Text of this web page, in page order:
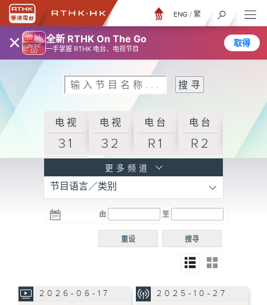
× 全新 RTHK On The Go
一手掌握 RTHK 电台、电视节目
取得
ENG / 繁
电视
31
电视
32
电台
R1
电台
R2
R3
电台 电台
R5
电台
普通
更多频道
节目语言／类别
由 至
搜寻
重设
2026-06-17 2025-10-27